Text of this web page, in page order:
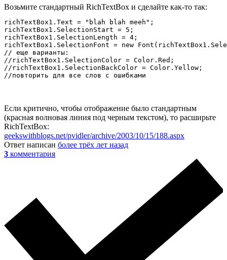
Возьмите стандартный RichTextBox и сделайте как-то так:
richTextBox1.Text = "blah blah meeh";
richTextBox1.SelectionStart = 5;
richTextBox1.SelectionLength = 4;
richTextBox1.SelectionFont = new
// еще варианты:
//richTextBox1.SelectionColor = Color.Red;
//richTextBox1.SelectionBackColor = Color.Yellow;
//повторить для все слов с ошибками
Если критично, чтобы отображение было стандартным
(красная волновая линия под черным текстом), то расширьте
RichTextBox:
geekswithblogs.net/pvidler/archive/2003/10/15/188.aspx
Ответ написан более трёх лет назад
3 комментария